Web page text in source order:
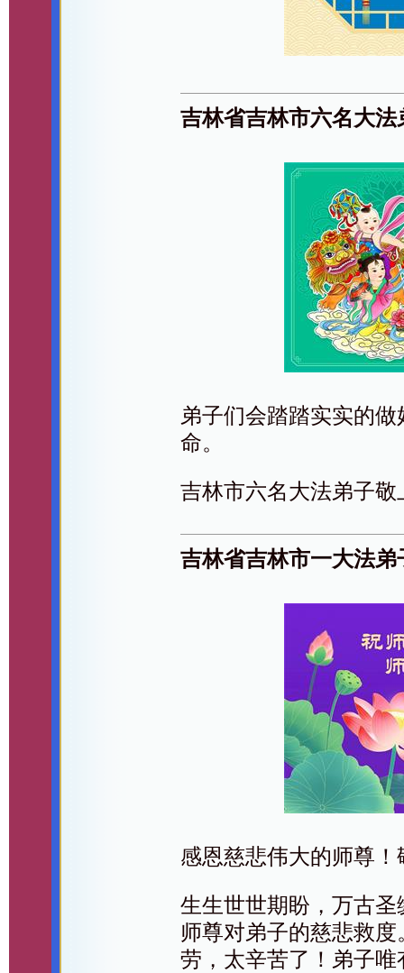
吉林省吉林市六名大
弟子们会踏踏实实的
命。
吉林市六名大法弟子敬
吉林省吉林市一大法
感恩慈悲伟大的师尊
生生世世期盼，万古
师尊对弟子的慈悲救
劳，太辛苦了！弟子